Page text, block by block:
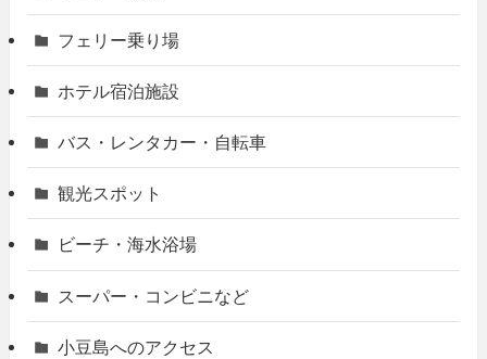
フェリー乗り場
ホテル宿泊施設
バス・レンタカー・自転車
観光スポット
ビーチ・海水浴場
スーパー・コンビニなど
小豆島へのアクセス